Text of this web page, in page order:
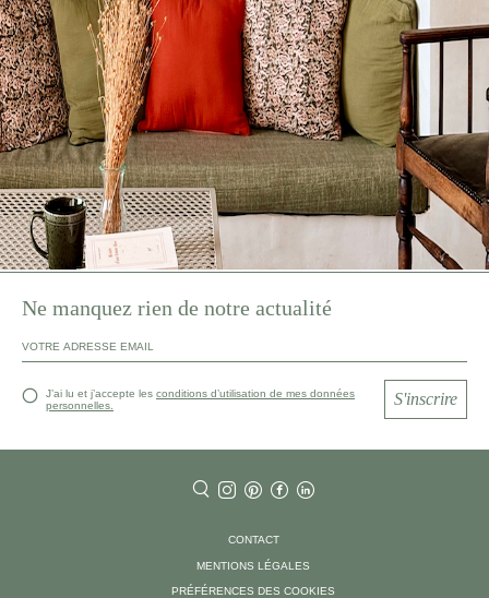
Ne manquez rien de notre actualité
J’ai lu et j’accepte les conditions d’utilisation de mes données
personnelles.
S'inscrire
CONTACT
MENTIONS LÉGALES
PRÉFÉRENCES DES COOKIES